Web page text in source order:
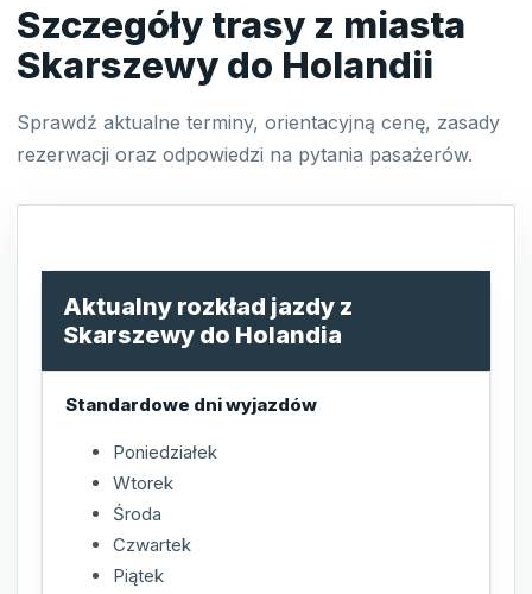
Szczegóły trasy z miasta
Skarszewy do Holandii
Sprawdź aktualne terminy, orientacyjną cenę, zasady
rezerwacji oraz odpowiedzi na pytania pasażerów.
Aktualny rozkład jazdy z
Skarszewy do Holandia
Standardowe dni wyjazdów
Poniedziałek
Wtorek
Środa
Czwartek
Piątek